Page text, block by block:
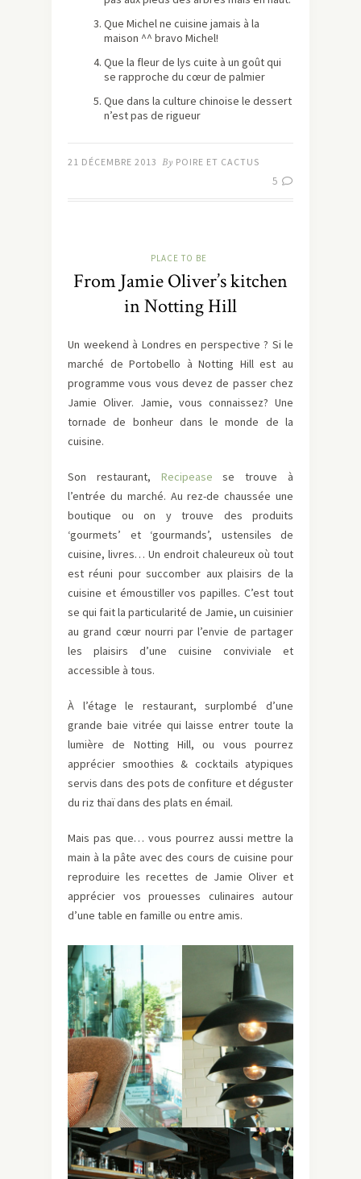
Que Michel ne cuisine jamais à la
maison ^^ bravo Michel!
Que la fleur de lys cuite à un goût qui
se rapproche du cœur de palmier
Que dans la culture chinoise le dessert
n’est pas de rigueur
21 DÉCEMBRE 2013 By POIRE ET CACTUS
5
PLACE TO BE
From Jamie Oliver’s kitchen
in Notting Hill
Un weekend à Londres en perspective ? Si le
marché de Portobello à Notting Hill est au
programme vous vous devez de passer chez
Jamie Oliver. Jamie, vous connaissez? Une
tornade de bonheur dans le monde de la
cuisine.
Son restaurant, Recipease se trouve à
l’entrée du marché. Au rez-de chaussée une
boutique ou on y trouve des produits
‘gourmets’ et ‘gourmands’, ustensiles de
cuisine, livres… Un endroit chaleureux où tout
est réuni pour succomber aux plaisirs de la
cuisine et émoustiller vos papilles. C’est tout
se qui fait la particularité de Jamie, un cuisinier
au grand cœur nourri par l’envie de partager
les plaisirs d’une cuisine conviviale et
accessible à tous.
À l’étage le restaurant, surplombé d’une
grande baie vitrée qui laisse entrer toute la
lumière de Notting Hill, ou vous pourrez
apprécier smoothies & cocktails atypiques
servis dans des pots de confiture et déguster
du riz thaï dans des plats en émail.
Mais pas que… vous pourrez aussi mettre la
main à la pâte avec des cours de cuisine pour
reproduire les recettes de Jamie Oliver et
apprécier vos prouesses culinaires autour
d’une table en famille ou entre amis.